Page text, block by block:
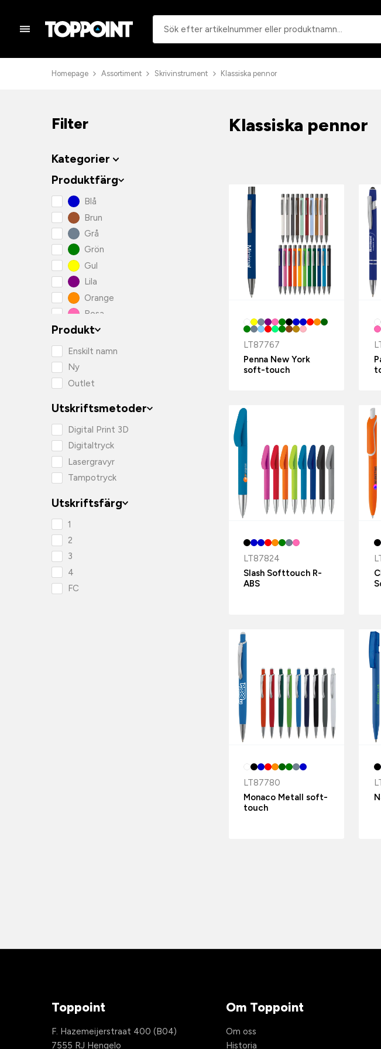
Homepage Assortiment Skrivinstrument Klassiska pennor
Klassiska pennor
LT87767
Penna New York
soft-touch
LT87824
Slash Softtouch R-
ABS
LT87780
Monaco Metall soft-
touch
Filter
Kategorier
Produktfärg
Blå
Brun
Grå
Grön
Gul
Lila
Orange
Rosa
Röd
Svart
Produkt
Enskilt namn
Ny
Outlet
Utskriftsmetoder
Digital Print 3D
Digitaltryck
Lasergravyr
Tampotryck
Utskriftsfärg
1
2
3
4
FC
Toppoint
F. Hazemeijerstraat 400 (B04)
7555 RJ Hengelo
Om Toppoint
Om oss
Historia